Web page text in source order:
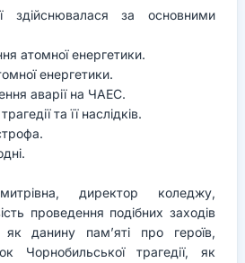
здійснювалася за основними
атомної енергетики.
енергетики.
аварії на ЧАЕС.
та її наслідків.
директор коледжу,
проведення подібних заходів
данину пам’яті про героїв,
Чорнобильської трагедії, як